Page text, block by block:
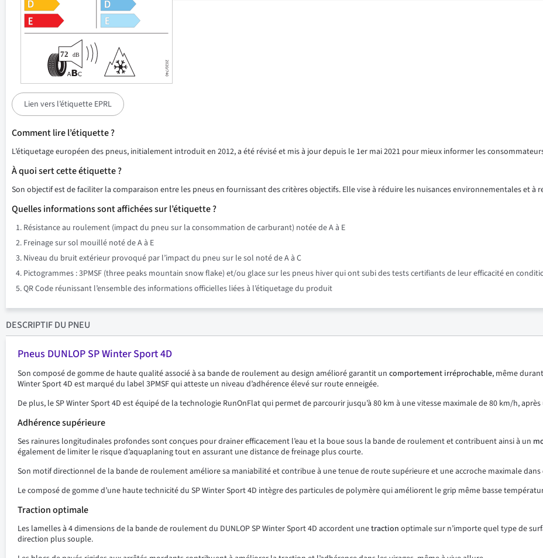
Lien vers l’étiquette EPRL
Comment lire l’étiquette ?
L’étiquetage européen des pneus, initialement introduit en 2012, a été révisé et mis à jour depuis le 1er mai 2021 pour mieux informer les
À quoi sert cette étiquette ?
Son objectif est de faciliter la comparaison entre les pneus en fournissant des critères objectifs. Elle vise à réduire les nuisances environnementales et à
Quelles informations sont affichées sur l’étiquette ?
Résistance au roulement (impact du pneu sur la consommation de carburant) notée de A à E
Freinage sur sol mouillé noté de A à E
Niveau du bruit extérieur provoqué par l’impact du pneu sur le sol noté de A à C
Pictogrammes : 3PMSF (three peaks mountain snow flake) et/ou glace sur les pneus hiver qui ont subi des tests certifiants de leur efficacité en
QR Code réunissant l’ensemble des informations officielles liées à l’étiquetage du produit
DESCRIPTIFDU PNEU
Pneus DUNLOP SP Winter Sport 4D
Son composé de gomme de haute qualité associé à sa bande de roulement au design amélioré garantit un comportement irréprochable, même
Winter Sport 4D est marqué du label 3PMSF qui atteste un niveau d’adhérence élevé sur route enneigée.
De plus, le SP Winter Sport 4D est équipé de la technologie RunOnFlat qui permet de parcourir jusqu’à 80 km à une vitesse maximale de 80 km/h,
Adhérence supérieure
Ses rainures longitudinales profondes sont conçues pour drainer efficacement l’eau et la boue sous la bande de roulement et contribuent ainsi à un
également de limiter le risque d’aquaplaning tout en assurant une distance de freinage plus courte.
Son motif directionnel de la bande de roulement améliore sa maniabilité et contribue à une tenue de route supérieure et une accroche maximale
Le composé de gomme d’une haute technicité du SP Winter Sport 4D intègre des particules de polymère qui améliorent le grip même basse
Traction optimale
Les lamelles à 4 dimensions de la bande de roulement du DUNLOP SP Winter Sport 4D accordent unetraction optimale sur n’importe quel type de
direction plus souple.